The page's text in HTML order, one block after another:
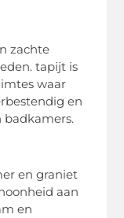
zachte
tapijt is
waar
en
badkamers.
en graniet
aan
en